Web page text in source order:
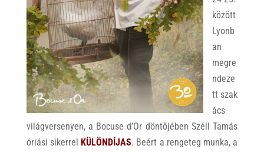
között
Lyonb
an
megre
ndeze
tt szak
ács
világversenyen, a Bocuse d’Or döntőjében Széll Tamás
óriási sikerrel KÜLÖNDÍJAS. Beért a rengeteg munka, a